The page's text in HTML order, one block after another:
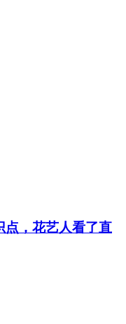
点，花艺人看了直